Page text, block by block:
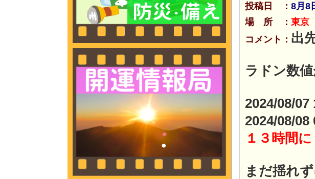
投稿日 ： 8月8
場 所 ： 東京
コメント： 出
ラドン数
2024/08/07
2024/08/08
１３時間
まだ揺れ